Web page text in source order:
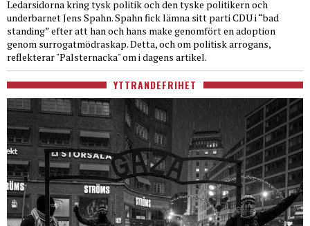
Ledarsidorna kring tysk politik och den tyske politikern och
underbarnet Jens Spahn. Spahn fick lämna sitt parti CDU i “bad
standing” efter att han och hans make genomfört en adoption
genom surrogatmödraskap. Detta, och om politisk arrogans,
reflekterar "Palsternacka" om i dagens artikel.
YTTRANDEFRIHET